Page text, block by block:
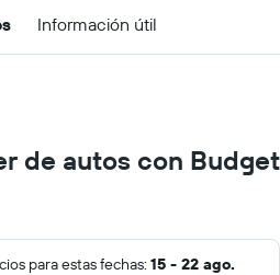
Información útil
de autos con Budget
para estas fechas: 15 - 22 ago.